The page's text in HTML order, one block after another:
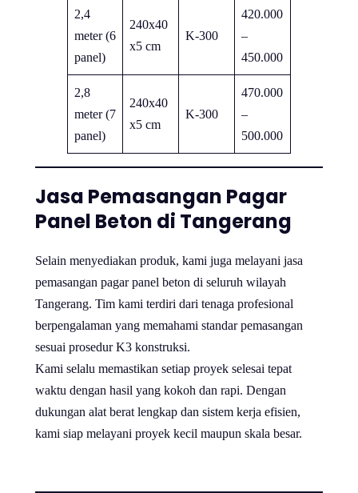
2,4
meter (6
panel)
240x40
x5 cm
K-300
420.000
–
450.000
2,8
meter (7
panel)
240x40
x5 cm
K-300
470.000
–
500.000
Jasa Pemasangan Pagar
Panel Beton di Tangerang
Selain menyediakan produk, kami juga melayani jasa
pemasangan pagar panel beton di seluruh wilayah
Tangerang. Tim kami terdiri dari tenaga profesional
berpengalaman yang memahami standar pemasangan
sesuai prosedur K3 konstruksi.
Kami selalu memastikan setiap proyek selesai tepat
waktu dengan hasil yang kokoh dan rapi. Dengan
dukungan alat berat lengkap dan sistem kerja efisien,
kami siap melayani proyek kecil maupun skala besar.